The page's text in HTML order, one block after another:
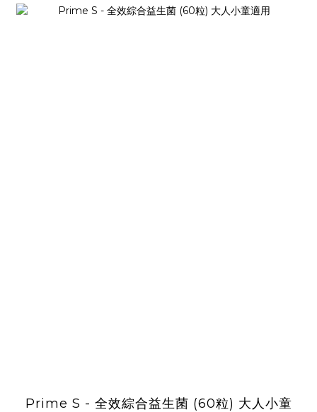
Prime S - 全效綜合益生菌 (60粒) 大人小童